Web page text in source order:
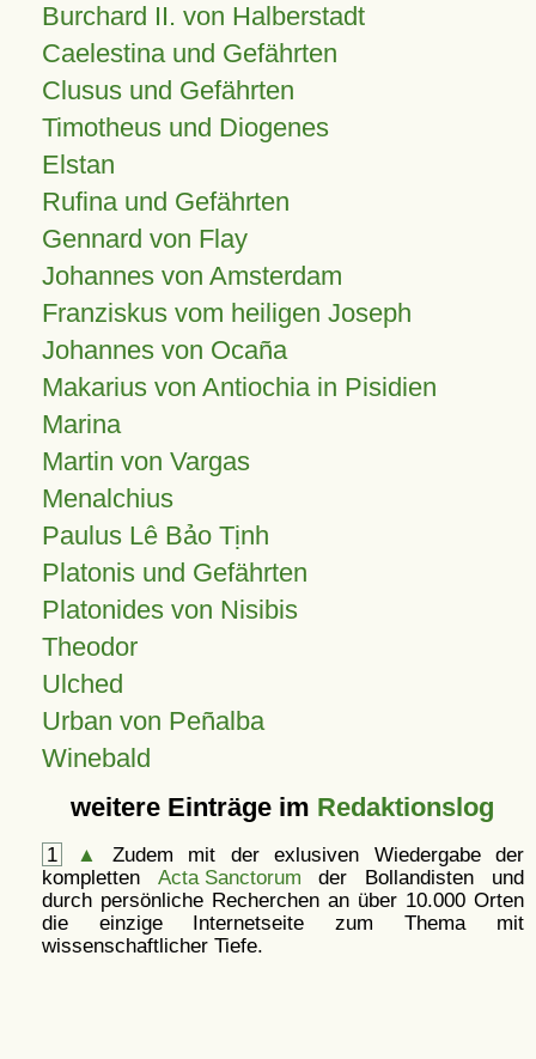
Burchard II. von Halberstadt
Caelestina und Gefährten
Clusus und Gefährten
Timotheus und Diogenes
Elstan
Rufina und Gefährten
Gennard von Flay
Johannes von Amsterdam
Franziskus vom heiligen Joseph
Johannes von Ocaña
Makarius von Antiochia in Pisidien
Marina
Martin von Vargas
Menalchius
Paulus Lê Bảo Tịnh
Platonis und Gefährten
Platonides von Nisibis
Theodor
Ulched
Urban von Peñalba
Winebald
weitere Einträge im Redaktionslog
1 ▲
Zudem mit der exlusiven Wiedergabe der
kompletten Acta Sanctorum der Bollandisten und
durch persönliche Recherchen an über 10.000 Orten
die einzige Internetseite zum Thema mit
wissenschaftlicher Tiefe.